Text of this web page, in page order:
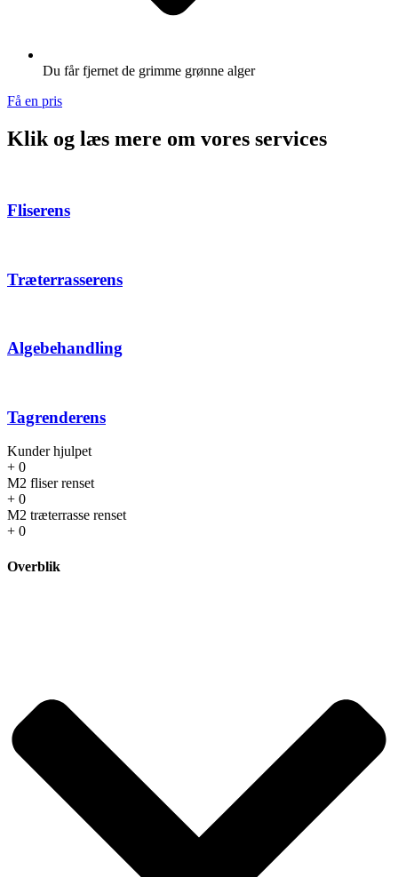
Du får fjernet de grimme grønne alger
Få en pris
Klik og læs mere om vores services
Fliserens
Træterrasserens
Algebehandling
Tagrenderens
Kunder hjulpet
+ 0
M2 fliser renset
+ 0
M2 træterrasse renset
+ 0
Overblik